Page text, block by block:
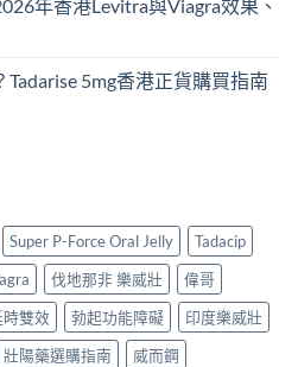
年香港Levitra與Viagra效果、
5mg香港正貨購買指南
Super P-Force Oral Jelly
Tadacip
伐地那非 樂威壯
偉哥
雙效 勃起功能障礙
印度樂威壯
壯陽藥選購指南
威而鋼